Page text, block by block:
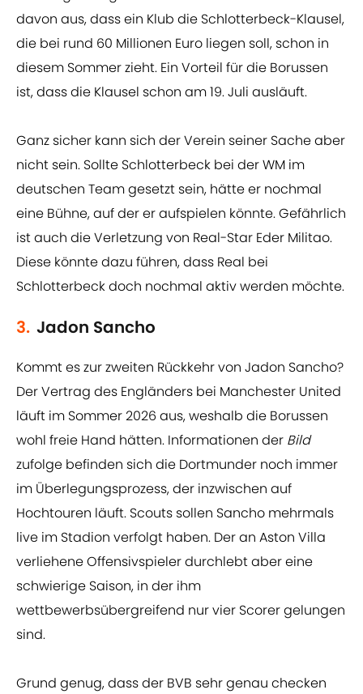
davon aus, dass ein Klub die Schlotterbeck-Klausel,
die bei rund 60 Millionen Euro liegen soll, schon in
diesem Sommer zieht. Ein Vorteil für die Borussen
ist, dass die Klausel schon am 19. Juli ausläuft.
Ganz sicher kann sich der Verein seiner Sache aber
nicht sein. Sollte Schlotterbeck bei der WM im
deutschen Team gesetzt sein, hätte er nochmal
eine Bühne, auf der er aufspielen könnte. Gefährlich
ist auch die Verletzung von Real-Star Eder Militao.
Diese könnte dazu führen, dass Real bei
Schlotterbeck doch nochmal aktiv werden möchte.
3. Jadon Sancho
Kommt es zur zweiten Rückkehr von Jadon Sancho?
Der Vertrag des Engländers bei Manchester United
läuft im Sommer 2026 aus, weshalb die Borussen
wohl freie Hand hätten. Informationen der Bild
zufolge befinden sich die Dortmunder noch immer
im Überlegungsprozess, der inzwischen auf
Hochtouren läuft. Scouts sollen Sancho mehrmals
live im Stadion verfolgt haben. Der an Aston Villa
verliehene Offensivspieler durchlebt aber eine
schwierige Saison, in der ihm
wettbewerbsübergreifend nur vier Scorer gelungen
sind.
Grund genug, dass der BVB sehr genau checken